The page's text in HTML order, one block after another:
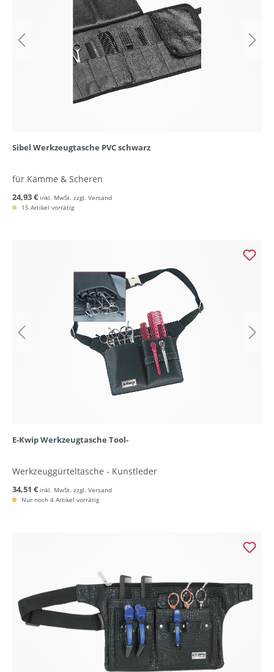
Sibel Werkzeugtasche PVC schwarz
für Kämme & Scheren
24,93 € inkl. MwSt. zzgl. Versand
15 Artikel vorrätig
E-Kwip Werkzeugtasche Tool-
Werkzeuggürteltasche - Kunstleder
34,51 € inkl. MwSt. zzgl. Versand
Nur noch 4 Artikel vorrätig